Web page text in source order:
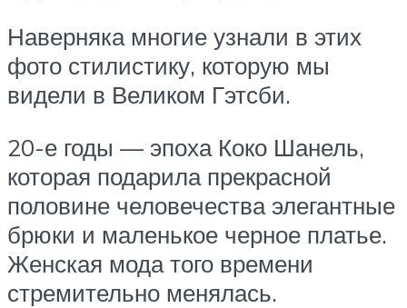
Наверняка многие узнали в этих
фото стилистику, которую мы
видели в Великом Гэтсби.
20-е годы — эпоха Коко Шанель,
которая подарила прекрасной
половине человечества элегантные
брюки и маленькое черное платье.
Женская мода того времени
стремительно менялась.